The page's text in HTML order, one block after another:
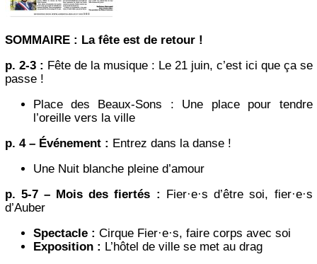
SOMMAIRE : La fête est de retour !
p. 2-3 : Fête de la musique : Le 21 juin, c’est ici que ça se
passe !
Place des Beaux-Sons : Une place pour tendre
l’oreille vers la ville
p. 4 – Événement : Entrez dans la danse !
Une Nuit blanche pleine d’amour
p. 5-7 – Mois des fiertés : Fier·e·s d’être soi, fier·e·s
d’Auber
Spectacle : Cirque Fier·e·s, faire corps avec soi
Exposition : L’hôtel de ville se met au drag